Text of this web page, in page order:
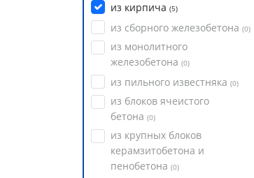
из кирпича (5)
из сборного железобетона (0)
из монолитного
железобетона (0)
из пильного известняка (0)
из блоков ячеистого
бетона (0)
из крупных блоков
керамзитобетона и
пенобетона (0)